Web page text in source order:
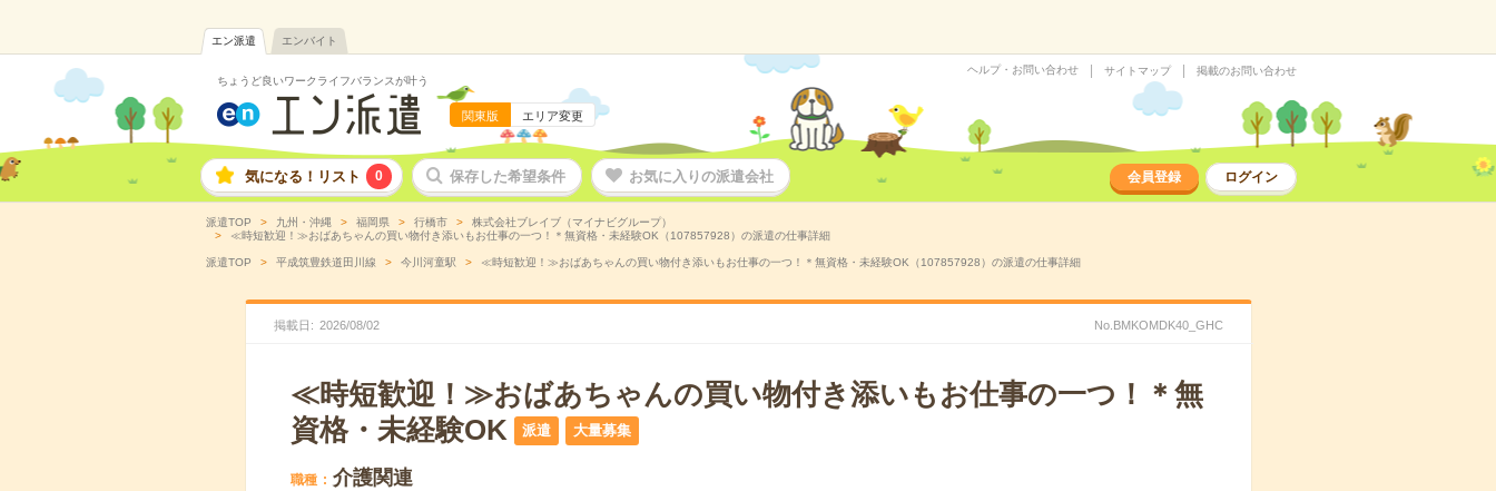
エン派遣 エンバイト
ちょうど良いワークライフバランスが叶う
関東版 エリア変更
ヘルプ・お問い合わせ サイトマップ 掲載のお問い合わせ
気になる！リスト 0 保存した希望条件 お気に入りの派遣会社 会員登録 ログイン
派遣TOP 九州・沖縄 福岡県 行橋市
株式会社ブレイブ（マイナビグループ）
≪時短歓迎！≫おばあちゃんの買い物付き添いもお仕事の一つ！＊無資格・未経験OK（107857928）の派遣の仕事詳細
派遣TOP 平成筑豊鉄道田川線 今川河童駅 ≪時短歓迎！≫おばあちゃんの買い物付き添いもお仕事の一つ！＊無資格・未経験OK（107857928）の派遣の仕事詳細
掲載日 2026/08/02 No.BMKOMDK40_GHC
≪時短歓迎！≫おばあちゃんの買い物付き添いもお仕事の一つ！＊無
資格・未経験OK
派遣 大量募集
職種 介護関連